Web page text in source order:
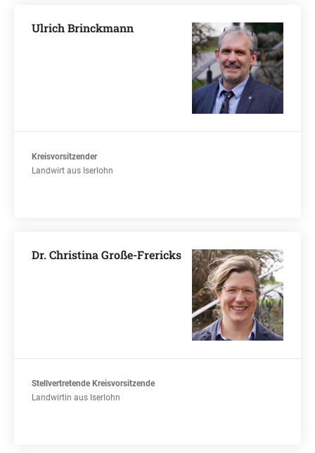
Ulrich Brinckmann
Kreisvorsitzender
Landwirt aus Iserlohn
Dr. Christina Große-Frericks
Stellvertretende Kreisvorsitzende
Landwirtin aus Iserlohn